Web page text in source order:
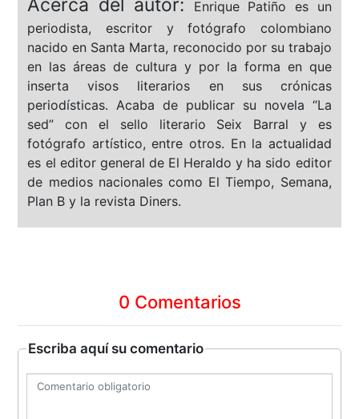
Acerca del autor:
Enrique Patiño es un
periodista, escritor y fotógrafo colombiano
nacido en Santa Marta, reconocido por su trabajo
en las áreas de cultura y por la forma en que
inserta visos literarios en sus crónicas
periodísticas. Acaba de publicar su novela “La
sed” con el sello literario Seix Barral y es
fotógrafo artístico, entre otros. En la actualidad
es el editor general de El Heraldo y ha sido editor
de medios nacionales como El Tiempo, Semana,
Plan B y la revista Diners.
0 Comentarios
Escriba aquí su comentario